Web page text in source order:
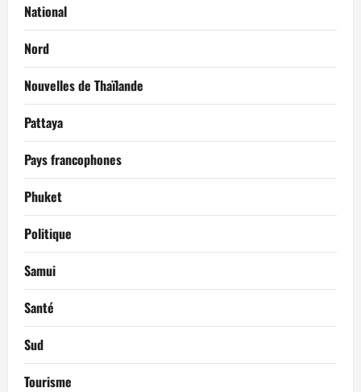
National
Nord
Nouvelles de Thaïlande
Pattaya
Pays francophones
Phuket
Politique
Samui
Santé
Sud
Tourisme